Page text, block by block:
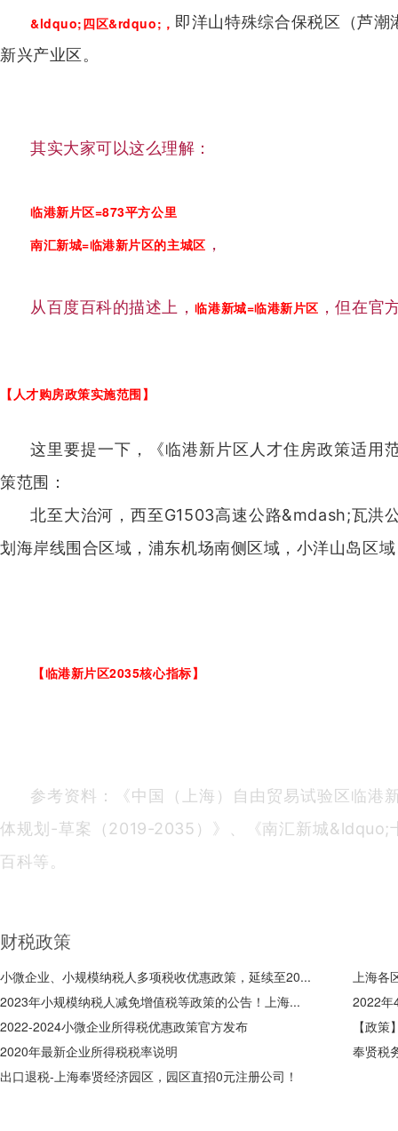
&ldquo;四区&rdquo;， 即洋山特殊综合保税区（芦
新兴产业区。
其实大家可以这么理解：
临港新片区=873平方公里
南汇新城=临港新片区的主城区 ，
从百度百科的描述上，临港新城=临港新片区 ，但在官
【 人才购房政策实施范围】
这里要提一下，《临港新片区人才住房政策适用
策范围：
北至大治河，西至G1503高速公路&mdash;瓦洪
划海岸线围合区域，浦东机场南侧区域，小洋山岛区
【临港新片区2035核心指标】
参考资料：《中国（上海）自由贸易试验区临港
体规划-草案（2019-2035）》、《南汇新城&ldquo;
百科等。
财税政策
小微企业、小规模纳税人多项税收优惠政策，延续至20...
上海各
2023年小规模纳税人减免增值税等政策的公告！上海...
2022年
2022-2024小微企业所得税优惠政策官方发布
【政
2020年最新企业所得税税率说明
奉贤税
出口退税-上海奉贤经济园区，园区直招0元注册公司！